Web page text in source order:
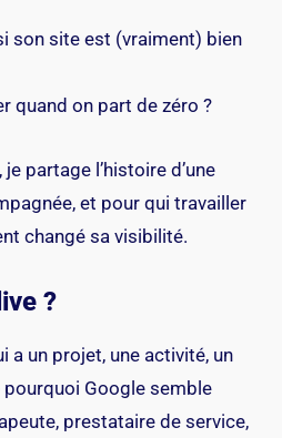
son site est (vraiment) bien
quand on part de zéro ?
partage l’histoire d’une
et pour qui travailler
changé sa visibilité.
?
a un projet, une activité, un
Google semble
prestataire de service,